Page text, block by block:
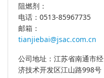
阻燃剂：
电话：0513-85967735
邮箱：
tianjiebai@jsac.com.cn
公司地址：江苏省南通市经
济技术开发区江山路998号